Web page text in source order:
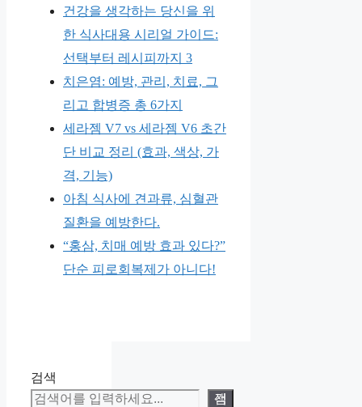
건강을 생각하는 당신을 위
한 식사대용 시리얼 가이드:
선택부터 레시피까지 3
치은염: 예방, 관리, 치료, 그
리고 합병증 총 6가지
세라젬 V7 vs 세라젬 V6 초간
단 비교 정리 (효과, 색상, 가
격, 기능)
아침 식사에 견과류, 심혈관
질환을 예방한다.
“홍삼, 치매 예방 효과 있다?”
단순 피로회복제가 아니다!
검색
검색